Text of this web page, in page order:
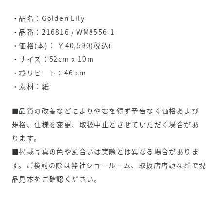
・品名：Golden Lily
・品番：216816 / WM8556-1
・価格(本)： ￥40,590(税込)
・サイズ：52cm x 10m
・縦リピート：46 cm
・素材：紙
■品質の改善などによりやむを得ず予告なく価格および
規格、仕様を変更、取扱中止とさせていただく場合があ
ります。
■掲載写真の色や風合いは実際とは異なる場合がありま
す。ご検討の際は弊社ショールーム、取扱店店頭などで現
品見本をご確認ください。